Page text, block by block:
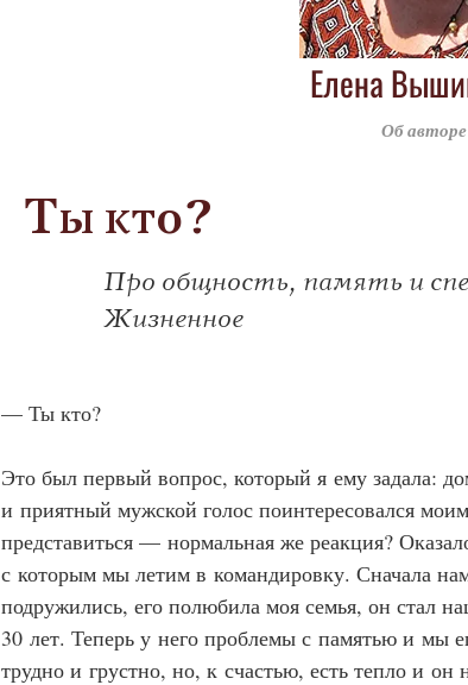
Елена
Об авторе
Ты кто?
Про общность, память и
Жизненное
— Ты кто?
Это был первый вопрос, который я ему задала:
и приятный мужской голос поинтересовался
представиться — нормальная же реакция?
с которым мы летим в командировку. Сначала
подружились, его полюбила моя семья, он стал
30 лет. Теперь у него проблемы с памятью и мы
трудно и грустно, но, к счастью, есть тепло и он